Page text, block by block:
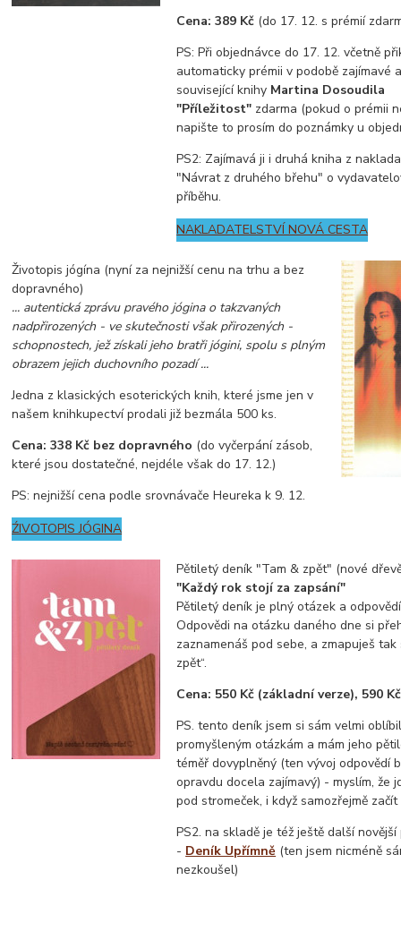
Cena: 389 Kč (do 17. 12. s prémií
PS: Při objednávce do 17. 12. včetně
automaticky prémii v podobě zajímavé
související knihy Martina Dosoudila
"Příležitost" zdarma (pokud o prémii
napište to prosím do poznámky u
PS2: Zajímavá ji i druhá kniha z
"Návrat z druhého břehu" o
příběhu.
NAKLADATELSTVÍ NOVÁ CESTA
Životopis jógína (nyní za nejnižší cenu na trhu a bez
dopravného)
... autentická zprávu pravého jógina o takzvaných
nadpřirozených - ve skutečnosti však přirozených -
schopnostech, jež získali jeho bratři jógini, spolu s plným
obrazem jejich duchovního pozadí ...
Jedna z klasických esoterických knih, které jsme jen v
našem knihkupectví prodali již bezmála 500 ks.
Cena: 338 Kč bez dopravného (do vyčerpání zásob,
které jsou dostatečné, nejdéle však do 17. 12.)
PS: nejnižší cena podle srovnávače Heureka k 9. 12.
ŹIVOTOPIS JÓGINA
Pětiletý deník "Tam & zpět" (nové
"Každý rok stojí za zapsání"
Pětiletý deník je plný otázek a
Odpovědi na otázku daného dne si
zaznamenáš pod sebe, a zmapuješ
zpět“.
Cena: 550 Kč (základní verze), 590
PS. tento deník jsem si sám velmi
promyšleným otázkám a mám jeho
téměř dovyplněný (ten vývoj odpovědí
opravdu docela zajímavý) - myslím, že
pod stromeček, i když samozřejmě
PS2. na skladě je též ještě další
- Deník Upřímně (ten jsem nicméně
nezkoušel)